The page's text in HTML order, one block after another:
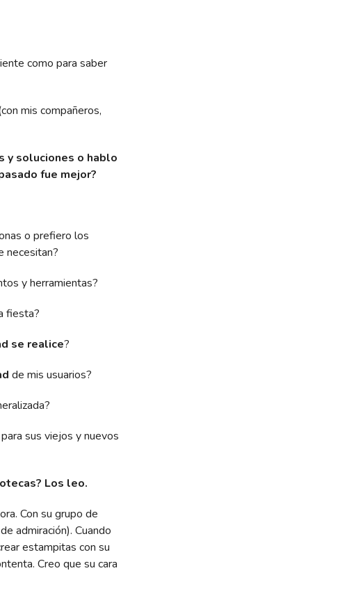
como para saber
mis compañeros,
y soluciones o hablo
fue mejor?
o prefiero los
necesitan?
y herramientas?
fiesta?
se realice?
de mis usuarios?
sus viejos y nuevos
Los leo.
Con su grupo de
admiración). Cuando
estampitas con su
Creo que su cara